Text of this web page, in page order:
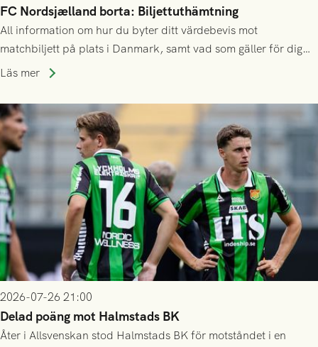
FC Nordsjælland borta: Biljettuthämtning
All information om hur du byter ditt värdebevis mot
matchbiljett på plats i Danmark, samt vad som gäller för dig
som står på reservlista eller fått förhinder.
Läs mer
2026-07-26 21:00
Delad poäng mot Halmstads BK
Åter i Allsvenskan stod Halmstads BK för motståndet i en